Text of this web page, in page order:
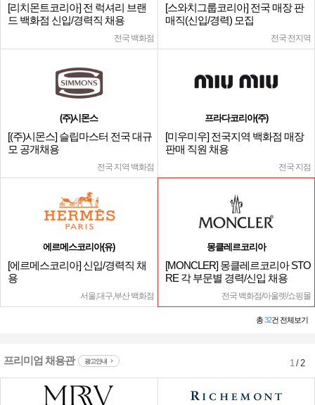
[리치몬트코리아] 전 럭셔리 브랜
드 백화점 신입/경력직 채용
전국 백화점
[스와치그룹코리아] 전국 매장 판
매직(신입/경력) 모집
전국 전지역
(주)시몬스
[(주)시몬스] 슬립마스터 전국 대규
모 공개채용
전국 지역 백화점
프라다코리아(주)
[미우미우] 전국지역 백화점 매장
판매 직원 채용
전국 지점
에르메스코리아(유)
[에르메스코리아] 신입/경력직 채
용
서울,대구,부산 백화점
몽클레르코리아
[MONCLER] 몽클레르코리아 STO
RE 각 부문별 경력/신입 채용
전국 백화점/아울렛/쇼핑몰
총32건 전체보기
프리미엄 채용관 광고안내 1/ 2